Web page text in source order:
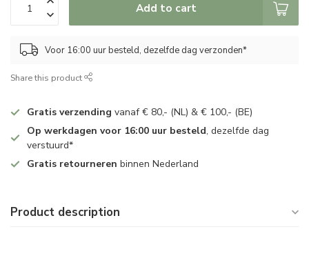
Add to cart
Voor 16:00 uur besteld, dezelfde dag verzonden*
Share this product
Gratis verzending vanaf € 80,- (NL) & € 100,- (BE)
Op werkdagen voor 16:00 uur besteld, dezelfde dag
verstuurd*
Gratis retourneren binnen Nederland
Product description